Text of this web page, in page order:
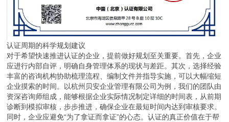
认证周期的科学规划建议
对于希望快速推进认证的企业，提前做好规划至关重要。首先，企业
应进行内部自评，明确自身管理体系的现状与差距。其次，选择经验
丰富的咨询机构协助梳理流程、编制文件并指导实施，可以大幅缩短
企业摸索的时间。以杭州贝安企业管理有限公司为例，我们的团队由
资深咨询师组成，能够根据企业实际情况制定详细的时间表，从前期
诊断到模拟审核，步步推进，确保企业在最短时间内达到审核要求。
同时，企业应避免“为了拿证而拿证”的心态。认证的真正价值在于帮